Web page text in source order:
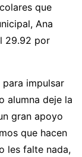
que
Ana
29.92 por
para impulsar
alumna deje la
gran apoyo
que hacen
les falte nada,